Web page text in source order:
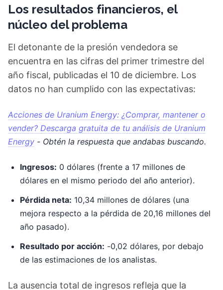
Los resultados financieros, el
núcleo del problema
El detonante de la presión vendedora se
encuentra en las cifras del primer trimestre del
año fiscal, publicadas el 10 de diciembre. Los
datos no han cumplido con las expectativas:
Acciones de Uranium Energy: ¿Comprar, mantener o
vender? Descarga gratuita de tu análisis de Uranium
Energy - Obtén la respuesta que andabas buscando.
Ingresos: 0 dólares (frente a 17 millones de
dólares en el mismo periodo del año anterior).
Pérdida neta: 10,34 millones de dólares (una
mejora respecto a la pérdida de 20,16 millones del
año pasado).
Resultado por acción: -0,02 dólares, por debajo
de las estimaciones de los analistas.
La ausencia total de ingresos refleja que la